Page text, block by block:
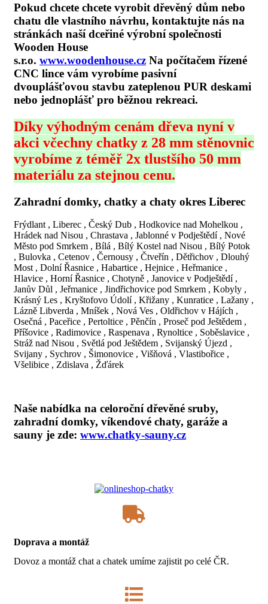
Pokud chcete chcete vyrobit dřevěný dům nebo
chatu dle vlastního návrhu, kontaktujte nás na
stránkách naší dceřiné výrobní společnosti
Wooden House
s.r.o. www.woodenhouse.cz Na počítačem řízené
CNC lince vám vyrobíme pasivní
dvouplášťovou stavbu zateplenou PUR deskami
nebo jednoplášť pro běžnou rekreaci.
Díky výhodným cenám dřeva nyní v
akci včechny chatky z 28 mm stěnovnic
vyrobíme z téměř 2x tlustšího 50 mm
materiálu za stejnou cenu.
Zahradní domky, chatky a chaty okres Liberec
Frýdlant , Liberec , Český Dub , Hodkovice nad Mohelkou ,
Hrádek nad Nisou , Chrastava , Jablonné v Podještědí , Nové
Město pod Smrkem , Bílá , Bílý Kostel nad Nisou , Bílý Potok
, Bulovka , Cetenov , Černousy , Čtveřín , Dětřichov , Dlouhý
Most , Dolní Řasnice , Habartice , Hejnice , Heřmanice ,
Hlavice , Horní Řasnice , Chotyně , Janovice v Podještědí ,
Janův Důl , Jeřmanice , Jindřichovice pod Smrkem , Kobyly ,
Krásný Les , Kryštofovo Údolí , Křižany , Kunratice , Lažany ,
Lázně Libverda , Mníšek , Nová Ves , Oldřichov v Hájích ,
Osečná , Paceřice , Pertoltice , Pěnčín , Proseč pod Ještědem ,
Příšovice , Radimovice , Raspenava , Rynoltice , Soběslavice ,
Stráž nad Nisou , Světlá pod Ještědem , Svijanský Újezd ,
Svijany , Sychrov , Šimonovice , Višňová , Vlastibořice ,
Všelibice , Zdislava , Žďárek
Naše nabídka na celoroční dřevěné sruby,
zahradní domky, víkendové chaty, garáže a
sauny je zde: www.chatky-sauny.cz
Doprava a montáž
Dovoz a montáž chat a chatek umíme zajistit po celé ČR.